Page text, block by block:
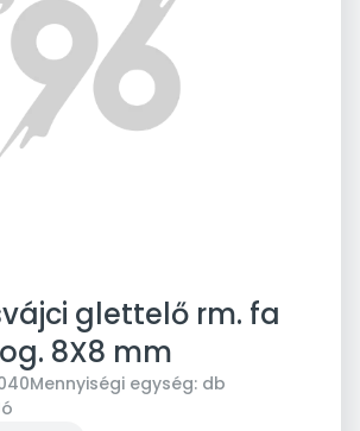
glettelő rm. fa
8X8 mm
Mennyiségi egység: db